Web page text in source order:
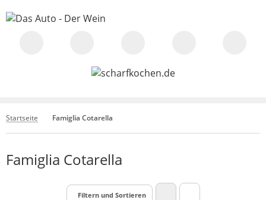
Startseite Famiglia Cotarella
Famiglia Cotarella
Filtern und Sortieren